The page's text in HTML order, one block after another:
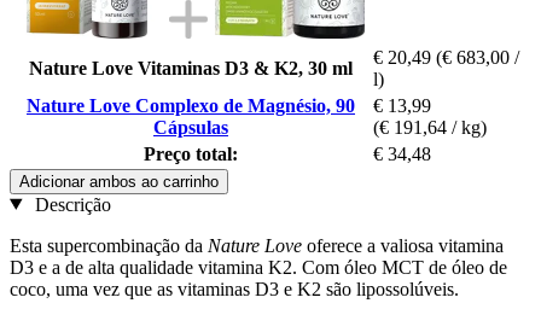
Nature Love Vitaminas D3 & K2, 30 ml
€ 20,49 (€ 683,00 /
l)
Nature Love Complexo de Magnésio, 90
Cápsulas
€ 13,99
(€ 191,64 / kg)
Preço total:
€ 34,48
Adicionar ambos ao carrinho
Descrição
Esta supercombinação da Nature Love oferece a valiosa vitamina
D3 e a de alta qualidade vitamina K2. Com óleo MCT de óleo de
coco, uma vez que as vitaminas D3 e K2 são lipossolúveis.